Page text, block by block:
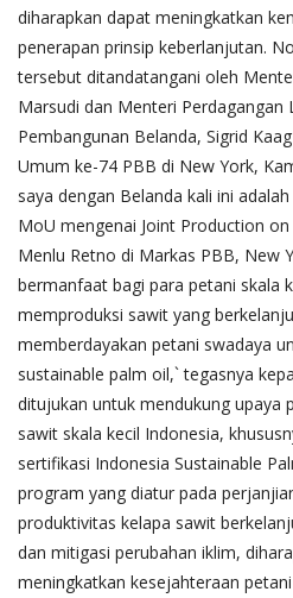
diharapkan dapat meningkatkan
penerapan prinsip keberlanjutan.
tersebut ditandatangani oleh
Marsudi dan Menteri Perdagangan
Pembangunan Belanda, Sigrid
Umum ke-74 PBB di New York,
saya dengan Belanda kali ini
MoU mengenai Joint Production
Menlu Retno di Markas PBB, New
bermanfaat bagi para petani skala
memproduksi sawit yang
memberdayakan petani swadaya
sustainable palm oil,` tegasnya
ditujukan untuk mendukung upaya
sawit skala kecil Indonesia,
sertifikasi Indonesia Sustainable
program yang diatur pada
produktivitas kelapa sawit
dan mitigasi perubahan iklim,
meningkatkan kesejahteraan